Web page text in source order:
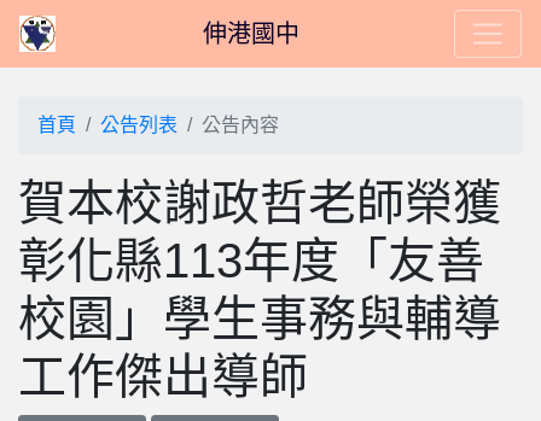
伸港國中
首頁 公告列表 公告內容
賀本校謝政哲老師榮獲
彰化縣113年度「友善
校園」學生事務與輔導
工作傑出導師